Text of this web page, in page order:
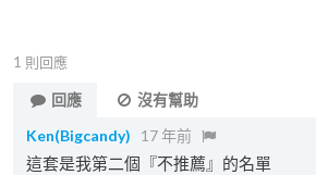
1 則回應
回應
沒有幫助
Ken(Bigcandy)
17 年前
這套是我第二個『不推薦』的名單